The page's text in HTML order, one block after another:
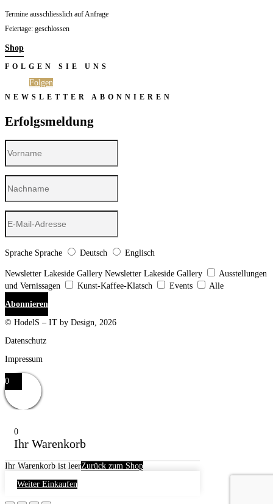
Termine ausschliesslich auf Anfrage
Feiertage: geschlossen
Shop
FOLGEN SIE UNS
Folgen
NEWSLETTER ABONNIEREN
Erfolgsmeldung
Sprache Sprache Deutsch Englisch
Newsletter Lakeside Gallery Newsletter Lakeside Gallery
Ausstellungen
und Vernissagen
Kunst-Kaffee-Klatsch Events
Alle
Abonnieren
© HodelS – IT by Design, 2026
Datenschutz
Impressum
0
0
Ihr Warenkorb
Ihr Warenkorb ist leerZurück zum Shop
Weiter Einkaufen